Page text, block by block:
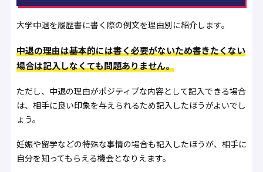
大学中退を履歴書に書く際の例文を理由別に紹介します。
中退の理由は基本的には書く必要がないため書きたくない
場合は記入しなくても問題ありません。
ただし、中退の理由がポジティブな内容として記入できる場合
は、相手に良い印象を与えられるため記入したほうがよいでし
ょう。
妊娠や留学などの特殊な事情の場合も記入したほうが、相手に
自分を知ってもらえる機会となりえます。